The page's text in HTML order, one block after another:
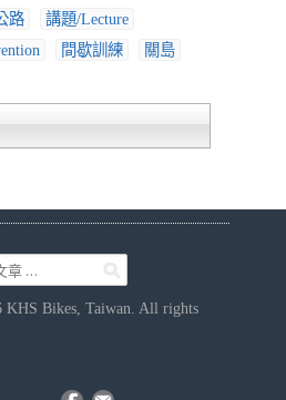
路
講題/Lecture
間歇訓練 關島
Bikes, Taiwan. All rights